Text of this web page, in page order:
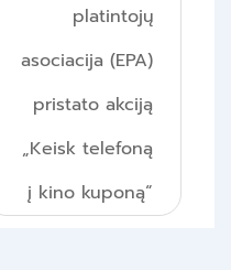
platintojų
asociacija (EPA)
pristato akciją
„Keisk telefoną
į kino kuponą“